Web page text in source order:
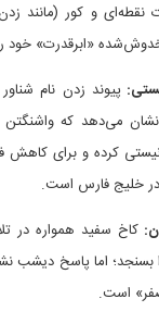
نقطه‌ای و کور (مانند
«ابرقدرت» خود
پیوند زدن نام
می‌دهد که واشنگتن
کرده و برای کاهش
خلیج فارس است.
کاخ سفید همواره در
اما پاسخ دیشب
است.